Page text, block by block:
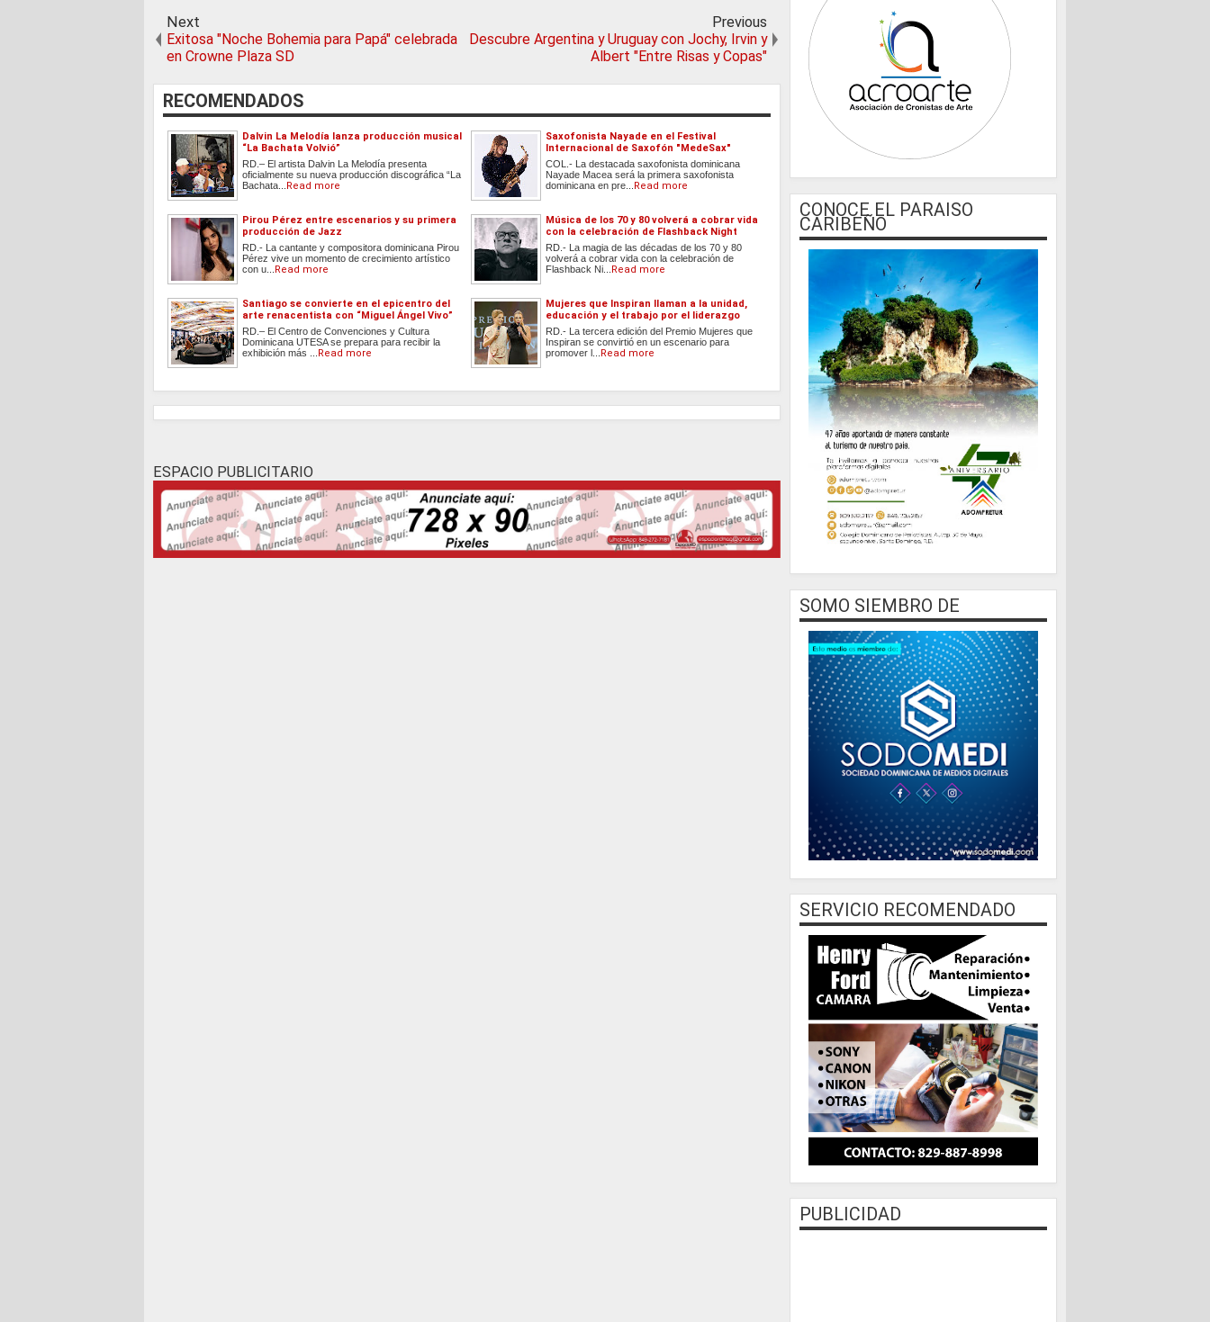
Next
Exitosa "Noche Bohemia para Papá" celebrada
en Crowne Plaza SD
Previous
Descubre Argentina y Uruguay con Jochy, Irvin y
Albert "Entre Risas y Copas"
RECOMENDADOS
Dalvin La Melodía lanza producción musical
“La Bachata Volvió”
RD.– El artista Dalvin La Melodía presenta
oficialmente su nueva producción discográfica “La
Bachata...
Read more
Saxofonista Nayade en el Festival
Internacional de Saxofón "MedeSax"
COL.- La destacada saxofonista dominicana
Nayade Macea será la primera saxofonista
dominicana en pre...
Read more
Pirou Pérez entre escenarios y su primera
producción de Jazz
RD.- La cantante y compositora dominicana Pirou
Pérez vive un momento de crecimiento artístico
con u...
Read more
Música de los 70 y 80 volverá a cobrar vida
con la celebración de Flashback Night
RD.- La magia de las décadas de los 70 y 80
volverá a cobrar vida con la celebración de
Flashback Ni...
Read more
Santiago se convierte en el epicentro del
arte renacentista con “Miguel Ángel Vivo”
RD.– El Centro de Convenciones y Cultura
Dominicana UTESA se prepara para recibir la
exhibición más ...
Read more
Mujeres que Inspiran llaman a la unidad,
educación y el trabajo por el liderazgo
RD.- La tercera edición del Premio Mujeres que
Inspiran se convirtió en un escenario para
promover l...
Read more
ESPACIO PUBLICITARIO
CONOCE EL PARAISO
CARIBEÑO
SOMO SIEMBRO DE
SERVICIO RECOMENDADO
PUBLICIDAD